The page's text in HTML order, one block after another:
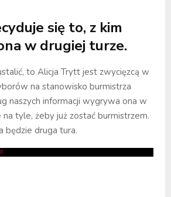
się to, z kim
w drugiej turze.
to Alicja Trytt jest zwycięzcą w
na stanowisko burmistrza
naszych informacji wygrywa ona w
tyle, żeby już zostać burmistrzem.
będzie druga tura.